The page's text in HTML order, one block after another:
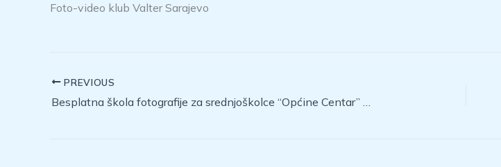
Foto-video klub Valter Sarajevo
PREVIOUS
Besplatna škola fotografije za srednjoškolce “Općine Centar” u organizaciji FVK “Valter” Sarajevo